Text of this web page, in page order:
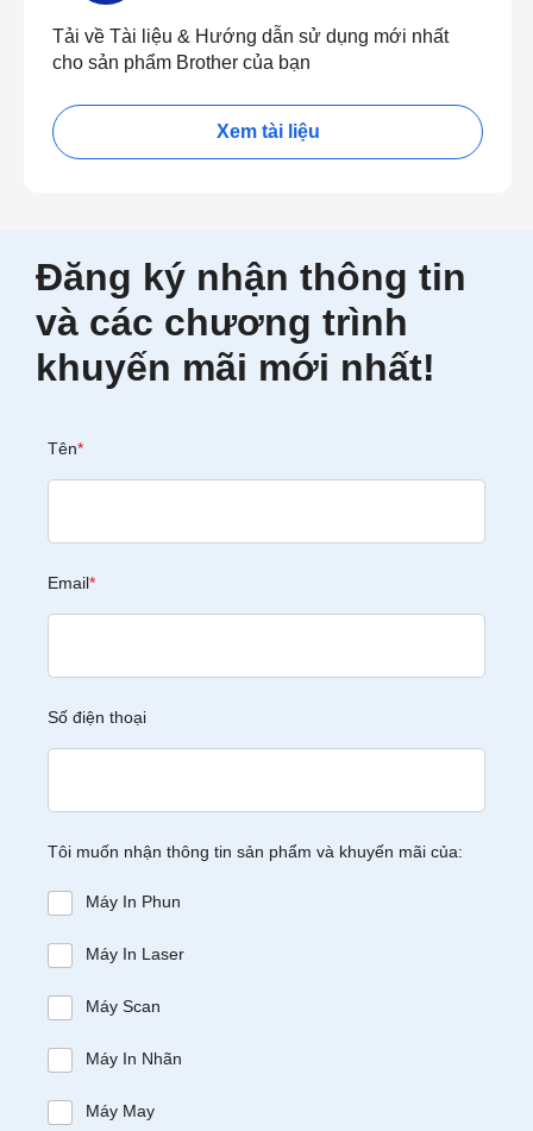
Tải về Tài liệu & Hướng dẫn sử dụng mới nhất
cho sản phẩm Brother của bạn
Xem tài liệu
Đăng ký nhận thông tin
và các chương trình
khuyến mãi mới nhất!
Tên*
Email*
Số điện thoại
Tôi muốn nhận thông tin sản phẩm và khuyến mãi của:
Máy In Phun
Máy In Laser
Máy Scan
Máy In Nhãn
Máy May